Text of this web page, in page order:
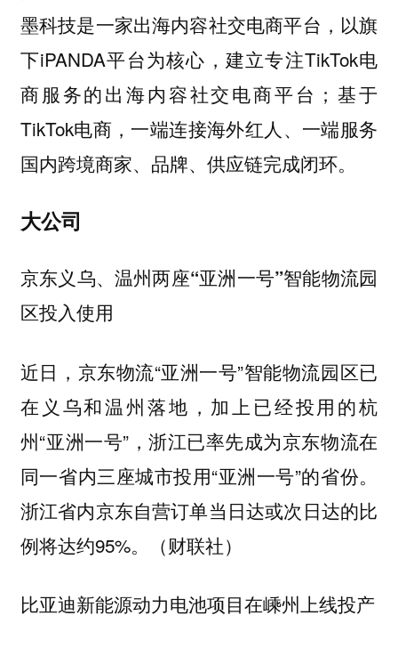
墨科技是一家出海内容社交电商平台，以旗
下iPANDA平台为核心，建立专注TikTok电
商服务的出海内容社交电商平台；基于
TikTok电商，一端连接海外红人、一端服务
国内跨境商家、品牌、供应链完成闭环。
大公司
京东义乌、温州两座“亚洲一号”智能物流园
区投入使用
近日，京东物流“亚洲一号”智能物流园区已
在义乌和温州落地，加上已经投用的杭
州“亚洲一号”，浙江已率先成为京东物流在
同一省内三座城市投用“亚洲一号”的省份。
浙江省内京东自营订单当日达或次日达的比
例将达约95%。（财联社）
比亚迪新能源动力电池项目在嵊州上线投产